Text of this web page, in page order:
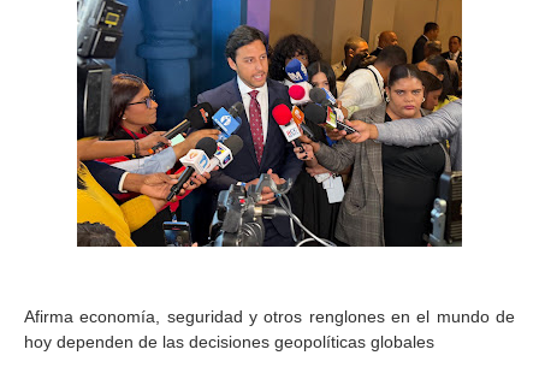
Afirma economía, seguridad y otros renglones en el mundo de
hoy dependen de las decisiones geopolíticas globales